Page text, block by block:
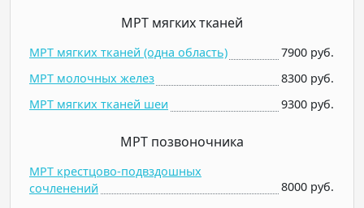
МРТ мягких тканей
МРТ мягких тканей (одна область)
7900 руб.
МРТ молочных желез
8300 руб.
МРТ мягких тканей шеи
9300 руб.
МРТ позвоночника
МРТ крестцово-подвздошных
сочленений
8000 руб.